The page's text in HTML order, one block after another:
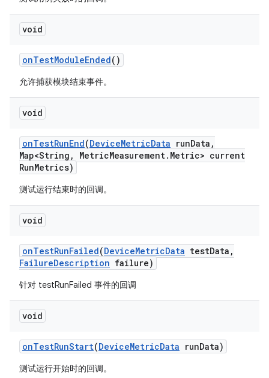
void
onTestModuleEnded()
允许捕获模块结束事件。
void
onTestRunEnd(DeviceMetricData runData ,
Map<String , MetricMeasurement. Metric> current
RunMetrics)
测试运行结束时的回调。
void
onTestRunFailed(DeviceMetricData testData ,
FailureDescription failure)
针对 testRunFailed 事件的回调
void
onTestRunStart(DeviceMetricData runData)
测试运行开始时的回调。